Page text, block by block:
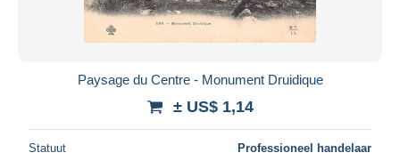
Paysage du Centre - Monument Druidique
± US$ 1,14
Statuut Professioneel handelaar